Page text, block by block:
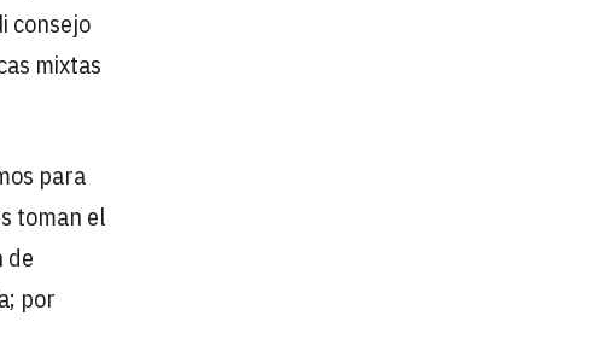
consejo
mixtas
para
toman el
de
por